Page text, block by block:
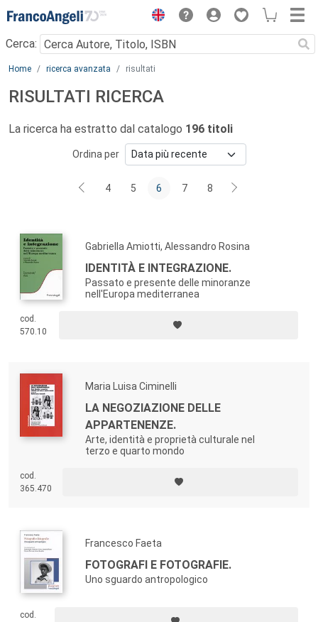
Menu
Cerca:
Main content
Home ricerca avanzata risultati
RISULTATI RICERCA
La ricerca ha estratto dal catalogo 196 titoli
Ordina per
4 5 6 7 8
Gabriella Amiotti, Alessandro Rosina
IDENTITÀ E INTEGRAZIONE.
Passato e presente delle minoranze
nell'Europa mediterranea
cod.
570.10
Maria Luisa Ciminelli
LA NEGOZIAZIONE DELLE
APPARTENENZE.
Arte, identità e proprietà culturale nel
terzo e quarto mondo
cod.
365.470
Francesco Faeta
FOTOGRAFI E FOTOGRAFIE.
Uno sguardo antropologico
cod.